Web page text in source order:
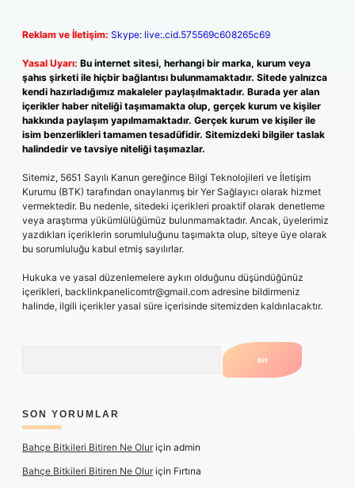
Reklam ve İletişim: Skype: live:.cid.575569c608265c69
Yasal Uyarı: Bu internet sitesi, herhangi bir marka, kurum veya
şahıs şirketi ile hiçbir bağlantısı bulunmamaktadır. Sitede yalnızca
kendi hazırladığımız makaleler paylaşılmaktadır. Burada yer alan
içerikler haber niteliği taşımamakta olup, gerçek kurum ve kişiler
hakkında paylaşım yapılmamaktadır. Gerçek kurum ve kişiler ile
isim benzerlikleri tamamen tesadüfidir. Sitemizdeki bilgiler taslak
halindedir ve tavsiye niteliği taşımazlar.
Sitemiz, 5651 Sayılı Kanun gereğince Bilgi Teknolojileri ve İletişim
Kurumu (BTK) tarafından onaylanmış bir Yer Sağlayıcı olarak hizmet
vermektedir. Bu nedenle, sitedeki içerikleri proaktif olarak denetleme
veya araştırma yükümlülüğümüz bulunmamaktadır. Ancak, üyelerimiz
yazdıkları içeriklerin sorumluluğunu taşımakta olup, siteye üye olarak
bu sorumluluğu kabul etmiş sayılırlar.
Hukuka ve yasal düzenlemelere aykırı olduğunu düşündüğünüz
içerikleri, backlinkpanelicomtr@gmail.com adresine bildirmeniz
halinde, ilgili içerikler yasal süre içerisinde sitemizden kaldırılacaktır.
SON YORUMLAR
Bahçe Bitkileri Bitiren Ne Oluriçin admin
Bahçe Bitkileri Bitiren Ne Oluriçin Fırtına